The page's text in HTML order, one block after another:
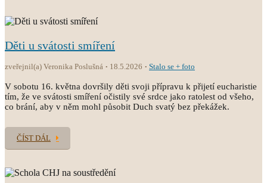
Děti u svátosti smíření
zveřejnil(a) Veronika Poslušná 18.5.2026 Stalo se + foto
V sobotu 16. května dovršily děti svoji přípravu k přijetí eucharistie
tím, že ve svátosti smíření očistily své srdce jako ratolest od všeho,
co brání, aby v něm mohl působit Duch svatý bez překážek.
ČÍST DÁL